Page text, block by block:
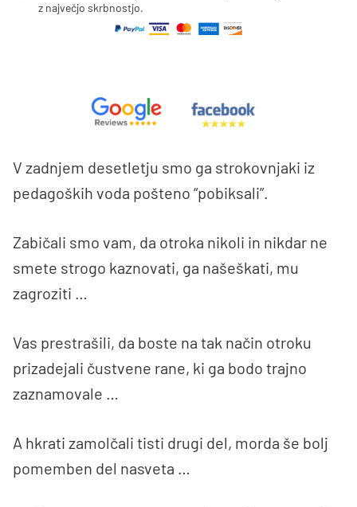
z največjo skrbnostjo.
V zadnjem desetletju smo ga strokovnjaki iz
pedagoških voda pošteno “pobiksali”.
Zabičali smo vam, da otroka nikoli in nikdar ne
smete strogo kaznovati, ga našeškati, mu
zagroziti …
Vas prestrašili, da boste na tak način otroku
prizadejali čustvene rane, ki ga bodo trajno
zaznamovale …
A hkrati zamolčali tisti drugi del, morda še bolj
pomemben del nasveta …